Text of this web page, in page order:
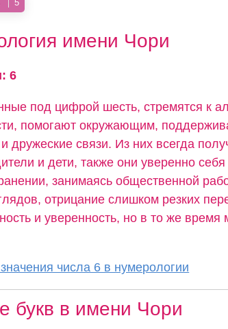
5
имени Чори
6
под цифрой шесть, стремятся к
помогают окружающим,
дружеские связи. Из них всегда
и дети, также они уверенно себя
занимаясь общественной
отрицание слишком резких
и уверенность, но в то же время
числа 6 в нумерологии
букв в имени Чори